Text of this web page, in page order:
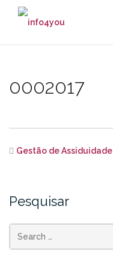
0002017
Gestão de Assiduidade
Pesquisar